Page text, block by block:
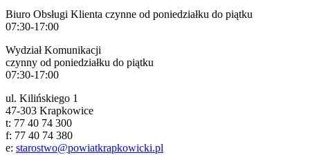
Biuro Obsługi Klienta czynne od poniedziałku do piątku
07:30-17:00
Wydział Komunikacji
czynny od poniedziałku do piątku
07:30-17:00
ul. Kilińskiego 1
47-303 Krapkowice
t: 77 40 74 300
f: 77 40 74 380
e: starostwo@powiatkrapkowicki.pl